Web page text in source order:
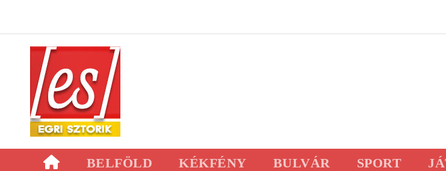
content
BELFÖLD KÉKFÉNY BULVÁR SPORT